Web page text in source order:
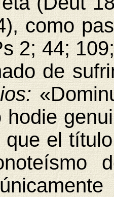
como
2; 44;
de
hodie
que el